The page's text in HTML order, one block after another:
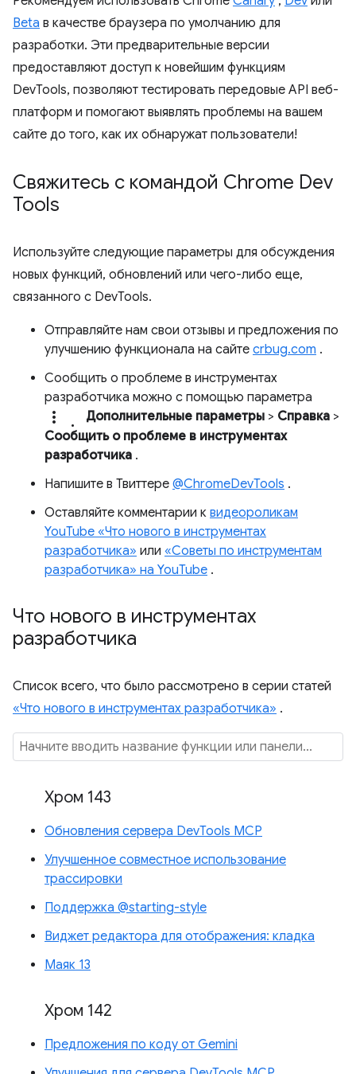
Beta в качестве браузера по умолчанию для
разработки. Эти предварительные версии
предоставляют доступ к новейшим функциям
DevTools, позволяют тестировать передовые API веб-
платформ и помогают выявлять проблемы на вашем
сайте до того, как их обнаружат пользователи!
Свяжитесь с командой Chrome Dev
Tools
Используйте следующие параметры для обсуждения
новых функций, обновлений или чего-либо еще,
связанного с DevTools.
Отправляйте нам свои отзывы и предложения по
улучшению функционала на сайте crbug.com .
Сообщить о проблеме в инструментах
разработчика можно с помощью параметра
more_vert. Дополнительные параметры > Справка >
Сообщить о проблеме в инструментах
разработчика .
Напишите в Твиттере @ChromeDevTools .
Оставляйте комментарии к видеороликам
YouTube «Что нового в инструментах
разработчика» или «Советы по инструментам
разработчика» на YouTube .
Что нового в инструментах
разработчика
Список всего, что было рассмотрено в серии статей
«Что нового в инструментах разработчика» .
Хром 143
Обновления сервера DevTools MCP
Улучшенное совместное использование
трассировки
Поддержка @starting-style
Виджет редактора для отображения: кладка
Маяк 13
Хром 142
Предложения по коду от Gemini